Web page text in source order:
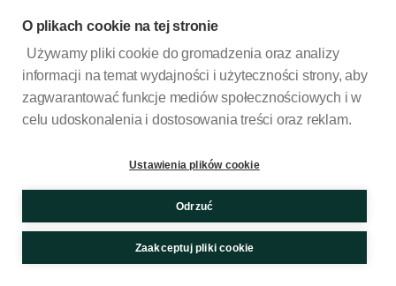
O plikach cookie na tej stronie
Używamy pliki cookie do gromadzenia oraz analizy
informacji na temat wydajności i użyteczności strony, aby
zagwarantować funkcje mediów społecznościowych i w
celu udoskonalenia i dostosowania treści oraz reklam.
Ustawienia plików cookie
Odrzuć
Zaakceptuj pliki cookie